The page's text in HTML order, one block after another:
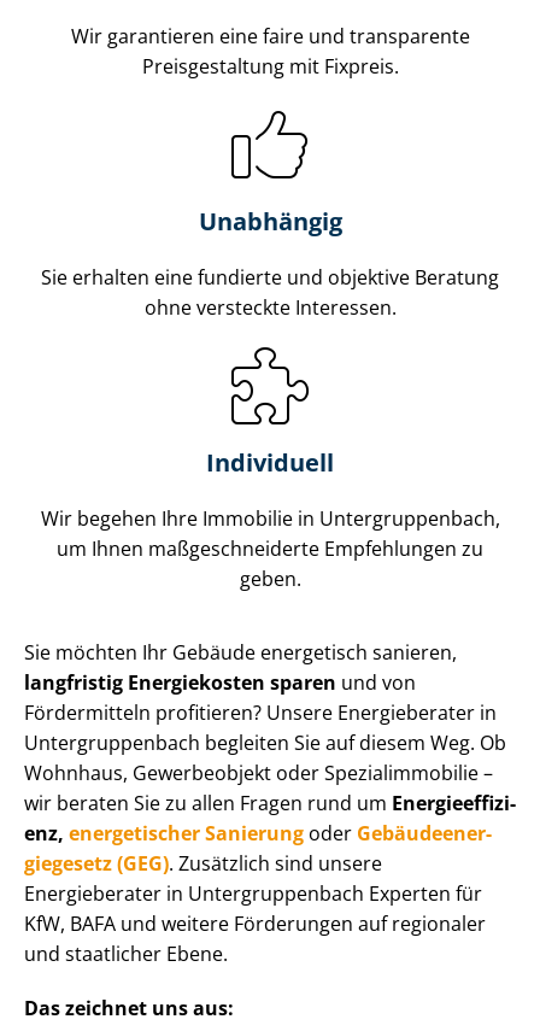
Wir garantieren eine faire und transparente
Preisgestaltung mit Fixpreis.
Unabhängig
Sie erhalten eine fundierte und objektive Beratung
ohne versteckte Interessen.
Individuell
Wir begehen Ihre Immobilie in Un­ter­grup­pen­bach,
um Ihnen maß­ge­schnei­der­te Empfehlungen zu
geben.
Sie möchten Ihr Gebäude energetisch sanieren,
langfristig Energiekosten sparen und von
Fördermitteln profitieren? Unsere Energieberater in
Un­ter­grup­pen­bach begleiten Sie auf diesem Weg. Ob
Wohnhaus, Gewerbeobjekt oder Spe­zi­al­im­mo­bi­lie –
wir beraten Sie zu allen Fragen rund um En­er­gie­ef­fi­zi­
enz, energetischer Sanierung oder Ge­bäu­de­en­er­
gie­ge­setz (GEG). Zusätzlich sind unsere
Energieberater in Un­ter­grup­pen­bach Experten für
KfW, BAFA und weitere Förderungen auf regionaler
und staatlicher Ebene.
Das zeichnet uns aus: